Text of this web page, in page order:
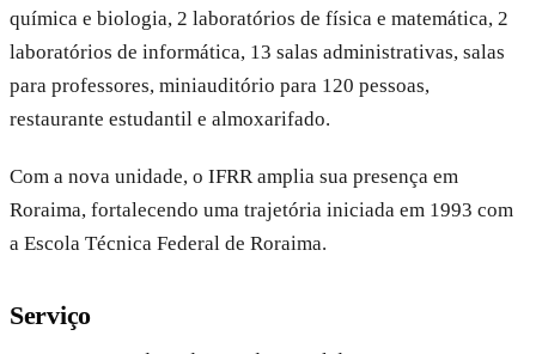
química e biologia, 2 laboratórios de física e matemática, 2
laboratórios de informática, 13 salas administrativas, salas
para professores, miniauditório para 120 pessoas,
restaurante estudantil e almoxarifado.
Com a nova unidade, o IFRR amplia sua presença em
Roraima, fortalecendo uma trajetória iniciada em 1993 com
a Escola Técnica Federal de Roraima.
Serviço